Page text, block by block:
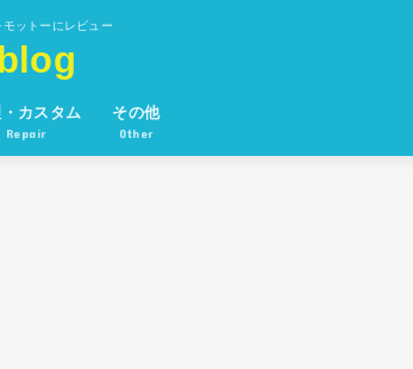
ットーにレビュー
カスタム
Repair
その他
Other